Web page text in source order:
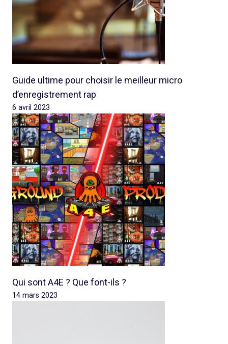
Guide ultime pour choisir le meilleur micro
d’enregistrement rap
6 avril 2023
Qui sont A4E ? Que font-ils ?
14 mars 2023